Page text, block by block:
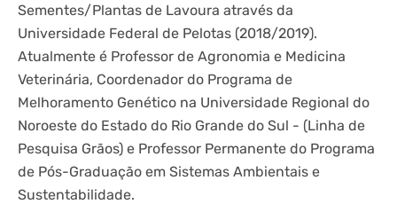
Sementes/Plantas de Lavoura através da
Universidade Federal de Pelotas (2018/2019).
Atualmente é Professor de Agronomia e Medicina
Veterinária, Coordenador do Programa de
Melhoramento Genético na Universidade Regional do
Noroeste do Estado do Rio Grande do Sul - (Linha de
Pesquisa Grãos) e Professor Permanente do Programa
de Pós-Graduação em Sistemas Ambientais e
Sustentabilidade.